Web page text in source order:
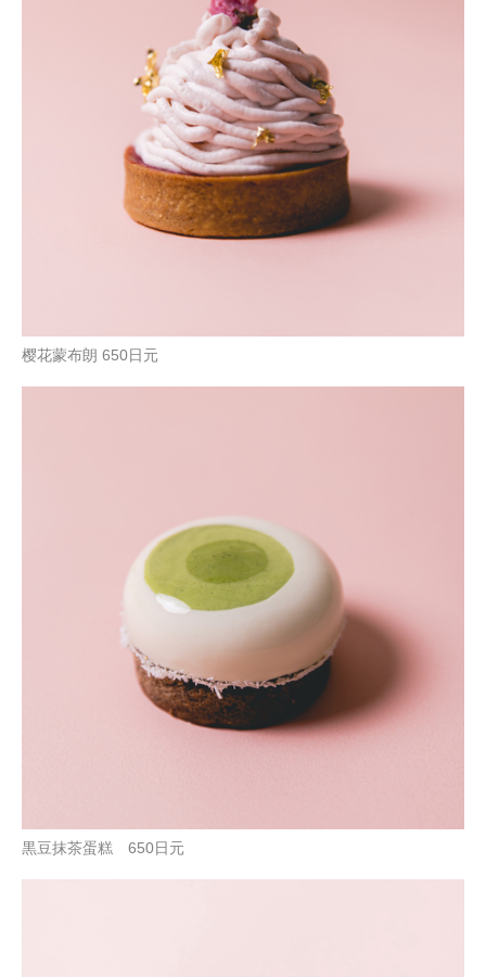
樱花蒙布朗 650日元
黒豆抹茶蛋糕 650日元